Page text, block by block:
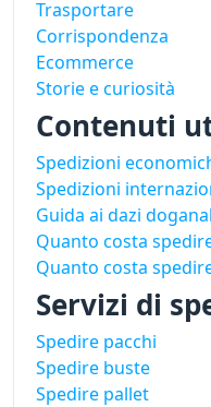
Trasportare
Corrispondenza
Ecommerce
Storie e curiosità
Contenuti
Spedizioni
Spedizioni
Guida ai dazi
Quanto costa
Quanto costa
Servizi di
Spedire pacchi
Spedire buste
Spedire pallet